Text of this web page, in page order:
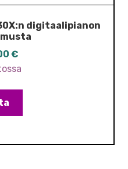
digitaalipianon
€